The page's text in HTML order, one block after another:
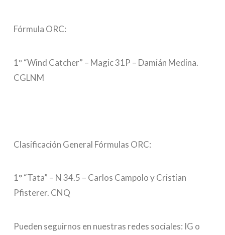
Fórmula ORC:
1º “Wind Catcher” – Magic 31P – Damián Medina.
CGLNM
Clasificación General Fórmulas ORC:
1° “Tata” – N 34.5 – Carlos Campolo y Cristian
Pfisterer. CNQ
Pueden seguirnos en nuestras redes sociales: IG o